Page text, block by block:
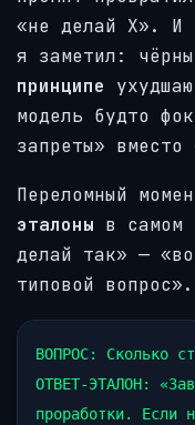
«не делай X». И
я заметил:
принципе
модель будто
запреты»
Переломный
эталоны в самом
делай так» —
типовой
ВОПРОС: Сколько
ОТВЕТ-ЭТАЛОН:
проработки. Если